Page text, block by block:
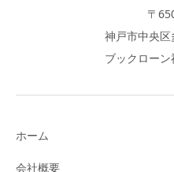
〒
神戸市中央
ブックロー
ホーム
会社概要